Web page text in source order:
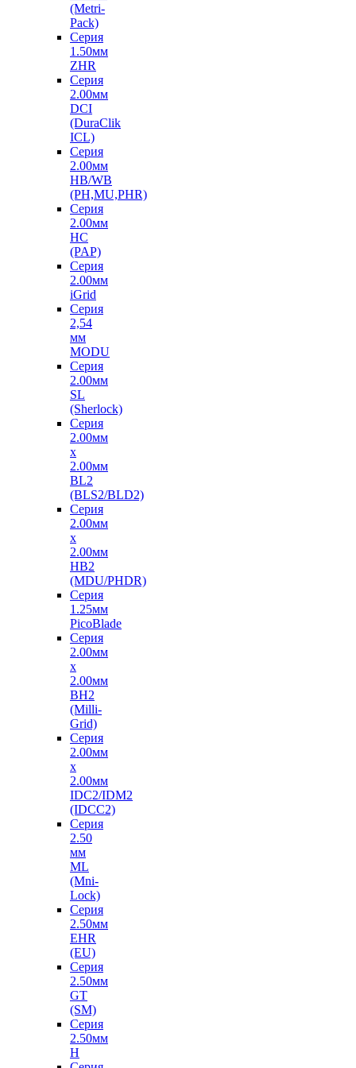
(Metri-
Pack)
Серия
1.50мм
ZHR
Серия
2.00мм
DCI
(DuraClik
ICL)
Серия
2.00мм
HB/WB
(PH,MU,PHR)
Серия
2.00мм
HC
(PAP)
Серия
2.00мм
iGrid
Серия
2,54
мм
MODU
Серия
2.00мм
SL
(Sherlock)
Серия
2.00мм
x
2.00мм
BL2
(BLS2/BLD2)
Серия
2.00мм
x
2.00мм
HB2
(MDU/PHDR)
Серия
1.25мм
PicoBlade
Серия
2.00мм
х
2.00мм
BH2
(Milli-
Grid)
Серия
2.00мм
х
2.00мм
IDC2/IDM2
(IDCC2)
Серия
2.50
мм
ML
(Mni-
Lock)
Серия
2.50мм
EHR
(EU)
Серия
2.50мм
GT
(SM)
Серия
2.50мм
H